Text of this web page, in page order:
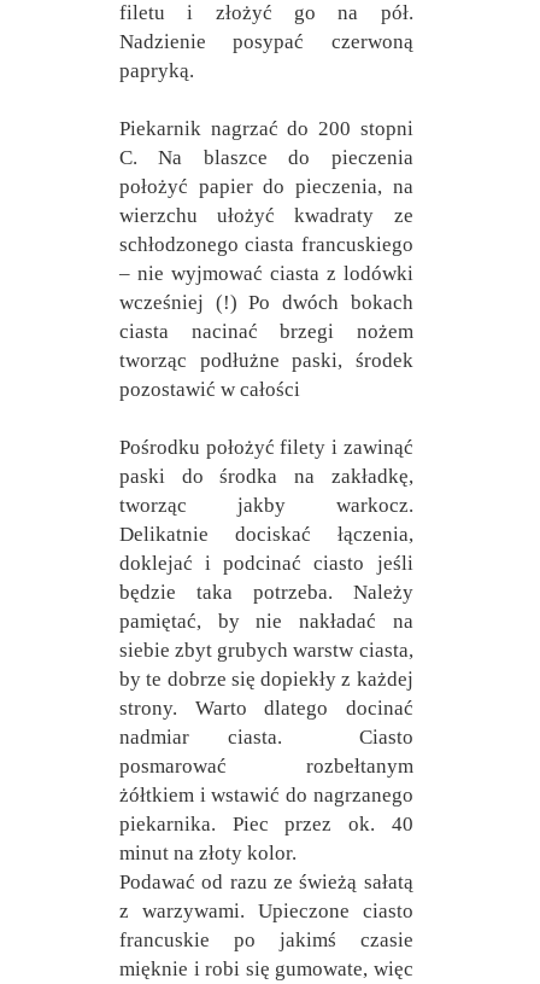
filetu i złożyć go na pół.
Nadzienie posypać czerwoną
papryką.
Piekarnik nagrzać do 200 stopni
C. Na blaszce do pieczenia
położyć papier do pieczenia, na
wierzchu ułożyć kwadraty ze
schłodzonego ciasta francuskiego
– nie wyjmować ciasta z lodówki
wcześniej (!) Po dwóch bokach
ciasta nacinać brzegi nożem
tworząc podłużne paski, środek
pozostawić w całości
Pośrodku położyć filety i zawinąć
paski do środka na zakładkę,
tworząc jakby warkocz.
Delikatnie dociskać łączenia,
doklejać i podcinać ciasto jeśli
będzie taka potrzeba. Należy
pamiętać, by nie nakładać na
siebie zbyt grubych warstw ciasta,
by te dobrze się dopiekły z każdej
strony. Warto dlatego docinać
nadmiar ciasta.
Ciasto
posmarować rozbełtanym
żółtkiem i wstawić do nagrzanego
piekarnika. Piec przez ok. 40
minut na złoty kolor.
Podawać od razu ze świeżą sałatą
z warzywami. Upieczone ciasto
francuskie po jakimś czasie
mięknie i robi się gumowate, więc